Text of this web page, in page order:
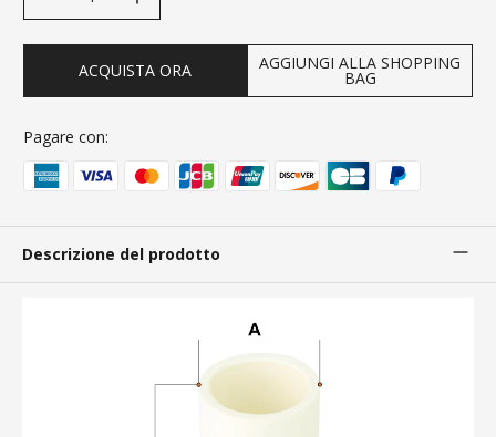
ACQUISTA ORA AGGIUNGI ALLA SHOPPING
BAG
Pagare con:
Descrizione del prodotto